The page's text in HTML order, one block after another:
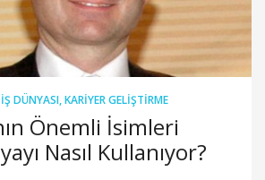
İŞ DÜNYASI,KARIYER GELIŞTIRME
Önemli İsimleri
Nasıl Kullanıyor?